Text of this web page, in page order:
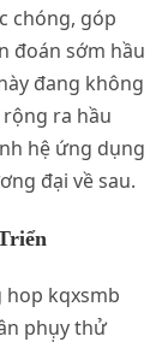
chóng, góp
đoán sớm hầu
đang không
ra hầu
hệ ứng dụng
đại về sau.
hop kqxsmb
phụ̣y thử